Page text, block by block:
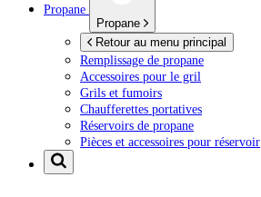
Propane
Propane
Retour au menu principal
Remplissage de propane
Accessoires pour le gril
Grils et fumoirs
Chaufferettes portatives
Réservoirs de propane
Pièces et accessoires pour réservoir